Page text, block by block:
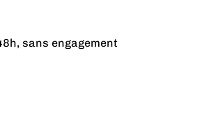
sans engagement